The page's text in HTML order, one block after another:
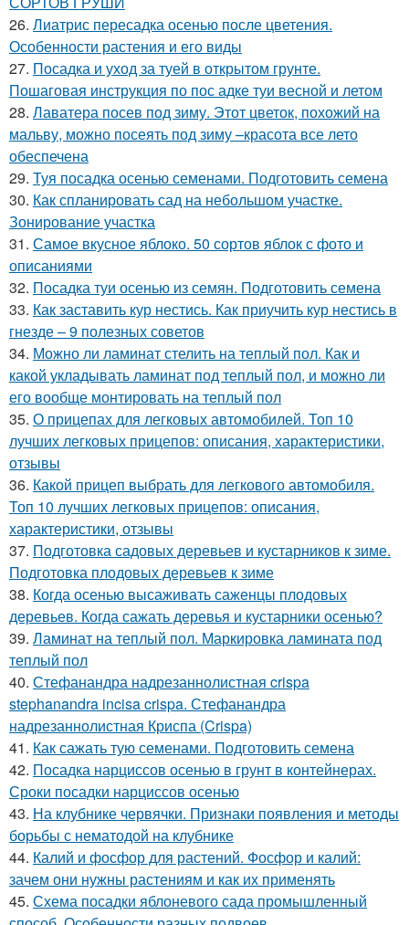
26. Лиатрис пересадка осенью после цветения.
Особенности растения и его виды
27. Посадка и уход за туей в открытом грунте.
Пошаговая инструкция по пос адке туи весной и летом
28. Лаватера посев под зиму. Этот цветок, похожий на
мальву, можно посеять под зиму –красота все лето
обеспечена
29. Туя посадка осенью семенами. Подготовить семена
30. Как спланировать сад на небольшом участке.
Зонирование участка
31. Самое вкусное яблоко. 50 сортов яблок с фото и
описаниями
32. Посадка туи осенью из семян. Подготовить семена
33. Как заставить кур нестись. Как приучить кур нестись в
гнезде – 9 полезных советов
34. Можно ли ламинат стелить на теплый пол. Как и
какой укладывать ламинат под теплый пол, и можно ли
его вообще монтировать на теплый пол
35. О прицепах для легковых автомобилей. Топ 10
лучших легковых прицепов: описания, характеристики,
отзывы
36. Какой прицеп выбрать для легкового автомобиля.
Топ 10 лучших легковых прицепов: описания,
характеристики, отзывы
37. Подготовка садовых деревьев и кустарников к зиме.
Подготовка плодовых деревьев к зиме
38. Когда осенью высаживать саженцы плодовых
деревьев. Когда сажать деревья и кустарники осенью?
39. Ламинат на теплый пол. Маркировка ламината под
теплый пол
40. Стефанандра надрезаннолистная crispa
stephanandra incisa crispa. Стефанандра
надрезаннолистная Криспа (Crispa)
41. Как сажать тую семенами. Подготовить семена
42. Посадка нарциссов осенью в грунт в контейнерах.
Сроки посадки нарциссов осенью
43. На клубнике червячки. Признаки появления и методы
борьбы с нематодой на клубнике
44. Калий и фосфор для растений. Фосфор и калий:
зачем они нужны растениям и как их применять
45. Схема посадки яблоневого сада промышленный